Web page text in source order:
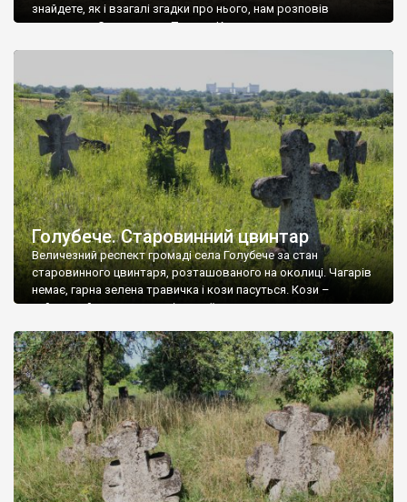
знайдете, як і взагалі згадки про нього, нам розповів
мешканець Самгородка. Палац у Красному вразив не лише
Голубече. Старовинний цвинтар
Величезний респект громаді села Голубече за стан
старовинного цвинтаря, розташованого на околиці. Чагарів
немає, гарна зелена травичка і кози пасуться. Кози –
найкращий регулятор шкідливої, для старих кладовищ,
бруньками, кози ті бруньки обгризають, бо то улюблений
делікатес. На цвинтарі у Голубечому ціла колекція
різноманітних форм хрестів. Село відносно невелике, […]